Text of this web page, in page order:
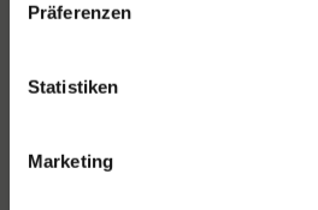
Präferenzen
Statistiken
Marketing